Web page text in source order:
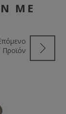
ΜΕ
Προϊόν